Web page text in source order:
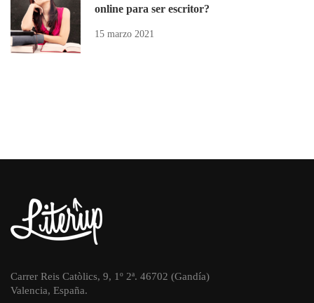
online para ser escritor?
15 marzo 2021
Carrer Reis Catòlics, 9, 1º 2ª. 46702 (Gandía)
Valencia, España.